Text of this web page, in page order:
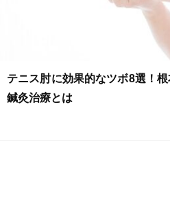
テニス肘に効果的なツボ8選！
鍼灸治療とは